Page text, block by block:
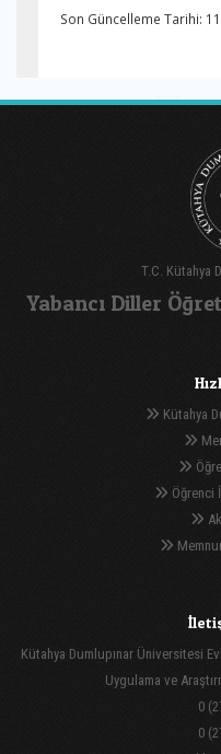
Son Güncelleme Tarihi:
T.C. Kütahya
Yabancı Diller
Kütahya
Öğrenci
Kütahya Dumlupınar Üniversitesi
Uygulama ve
0
0